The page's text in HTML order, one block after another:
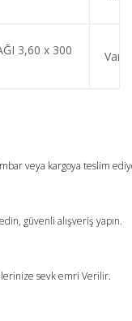
3,60 x 300 Var
veya kargoya teslim
güvenli alışveriş yapın.
sevk emri Verilir.